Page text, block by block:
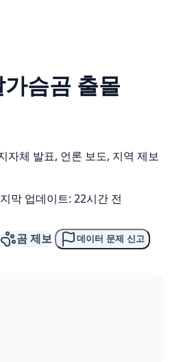
가슴곰 출몰
자체 발표, 언론 보도, 지역 제보
막 업데이트: 22시간 전
곰 제보 데이터 문제 신고